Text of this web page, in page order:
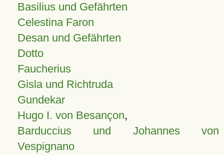
Basilius und Gefährten
Celestina Faron
Desan und Gefährten
Dotto
Faucherius
Gisla und Richtruda
Gundekar
Hugo I. von Besançon,
Barduccius und Johannes von
Vespignano